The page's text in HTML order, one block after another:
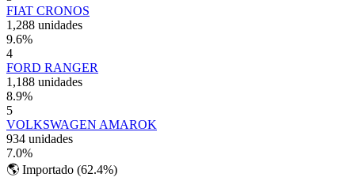
FIAT CRONOS
1,288 unidades
9.6%
4
FORD RANGER
1,188 unidades
8.9%
5
VOLKSWAGEN AMAROK
934 unidades
7.0%
🌎 Importado (62.4%)